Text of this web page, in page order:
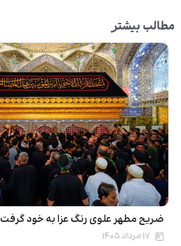
مطالب بیشتر
ضریح مطهر علوی رنگ عزا به خود گرفت
۱۷ مرداد ۱۴۰۵